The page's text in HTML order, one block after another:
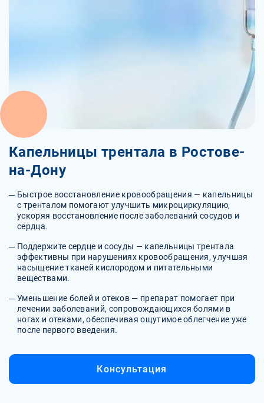
Капельницы трентала в Ростове-
на-Дону
Быстрое восстановление кровообращения — капельницы
с тренталом помогают улучшить микроциркуляцию,
ускоряя восстановление после заболеваний сосудов и
сердца.
Поддержите сердце и сосуды — капельницы трентала
эффективны при нарушениях кровообращения, улучшая
насыщение тканей кислородом и питательными
веществами.
Уменьшение болей и отеков — препарат помогает при
лечении заболеваний, сопровождающихся болями в
ногах и отеками, обеспечивая ощутимое облегчение уже
после первого введения.
Консультация